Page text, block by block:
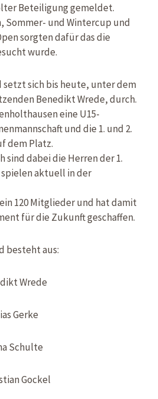
Beteiligung gemeldet.
Sommer- und Wintercup und
sorgten dafür das die
wurde.
setzt sich bis heute, unter dem
Benedikt Wrede, durch.
eine U15-
und die 1. und 2.
dem Platz.
sind dabei die Herren der 1.
spielen aktuell in der
120 Mitglieder und hat damit
für die Zukunft geschaffen.
besteht aus:
Wrede
Gerke
Schulte
Gockel